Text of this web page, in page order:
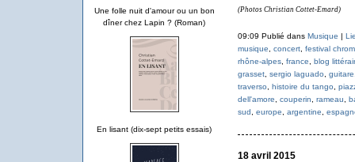
Une folle nuit d'amour ou un bon
dîner chez Lapin ? (Roman)
En lisant (dix-sept petits essais)
(Photos Christian Cottet-Emard)
09:09 Publié dans Musique |
musique
concert, festival
rhône-alpes, france
blog
grasset, sergio laguado guitare
traverso
histoire du tango
dell'amore
couperin rameau
sud
europe argentine
18 avril 2015